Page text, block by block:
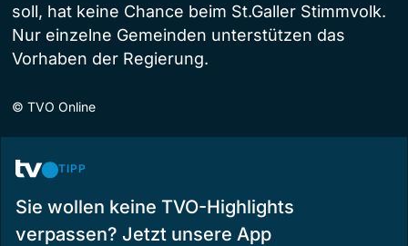
soll, hat keine Chance beim St.Galler Stimmvolk.
Nur einzelne Gemeinden unterstützen das
Vorhaben der Regierung.
© TVO Online
TIPP
Sie wollen keine TVO-Highlights
verpassen? Jetzt unsere App